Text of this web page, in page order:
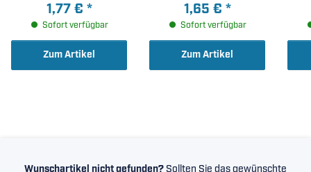
1,77 € *
Sofort verfügbar
Zum Artikel
1,65 € *
Sofort verfügbar
Zum Artikel
Wunschartikel nicht gefunden? Sollten Sie das gewünschte